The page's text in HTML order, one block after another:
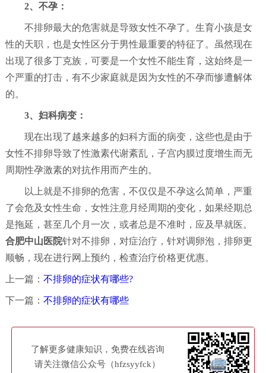
2、不孕：
不排卵最大的危害就是导致女性不孕了。生育小孩是女
性的天职，也是女性区分于男性最重要的特征了。虽然现在
出现了很多丁克族，可要是一个女性不能生育，这始终是一
个严重的打击，有不少家庭就是因为女性的不孕而惨遭解体
的。
3、妇科病变：
现在出现了越来越多的妇科方面的病变，这些也是由于
女性不排卵导致了性激素代谢紊乱，子宫内膜过度增生而无
周期性孕激素的对抗作用而产生的。
以上就是不排卵的危害，不仅仅是不孕这么简单，严重
了会危及女性生命，女性注意月经周期的变化，如果经期总
是拖延，甚至几个月一次，或者总是不准时，应及早就医。
合肥中山医院针对不排卵，对症治疗，针对调卵泡，排卵更
顺畅，现在进行网上预约，检查治疗价格更优惠。
上一篇： 不排卵的症状有哪些?
下一篇： 不排卵的症状有哪些
了解更多健康知识，免费在线咨询
请关注微信公众号（hfzsyyfck）